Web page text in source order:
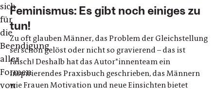
sich
für
die
Beendigung
aller
Formen
von
Feminismus: Es gibt noch einiges zu
tun!
Zu oft glauben Männer, das Problem der Gleichstellung
sei schon gelöst oder nicht so gravierend – das ist
falsch! Deshalb hat das Autor*innenteam ein
inspirierendes Praxisbuch geschrieben, das Männern
wie Frauen Motivation und neue Einsichten bietet